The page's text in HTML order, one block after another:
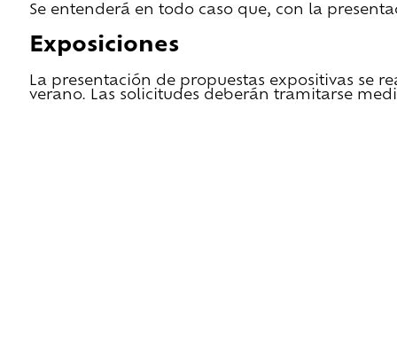
Se entenderá en todo caso que, con la
Exposiciones
La presentación de propuestas expositivas se
verano. Las solicitudes deberán tramitarse